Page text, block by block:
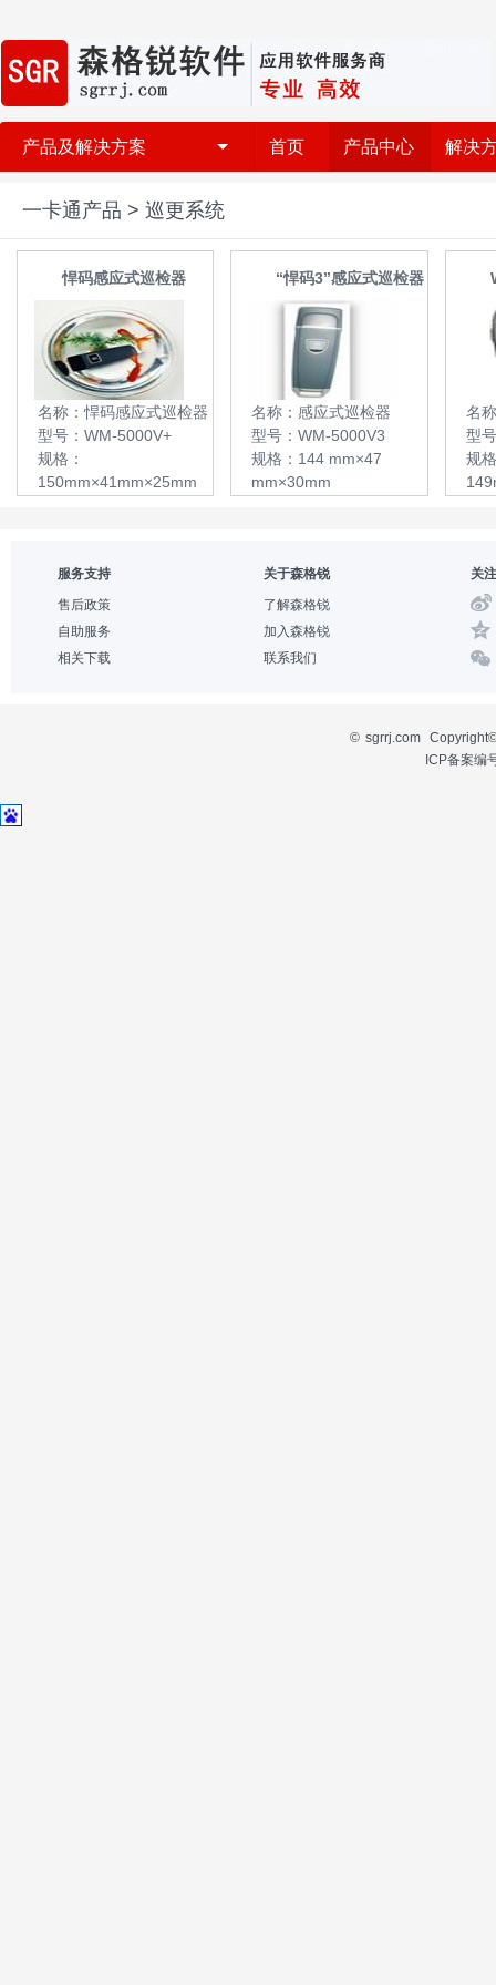
产品及解决方案 首页 产品中心 解决
一卡通产品 > 巡更系统
悍码感应式巡检器
名称：悍码感应式巡检器
型号：WM-5000V+
规格：
150mm×41mm×25mm
“悍码3”感应式巡检器
名称：感应式巡检器
型号：WM-5000V3
规格：144 mm×47
mm×30mm
名
型
规
服务支持
售后政策
自助服务
相关下载
关于森格锐
了解森格锐
加入森格锐
联系我们
关
© sgrrj.com
ICP备案编